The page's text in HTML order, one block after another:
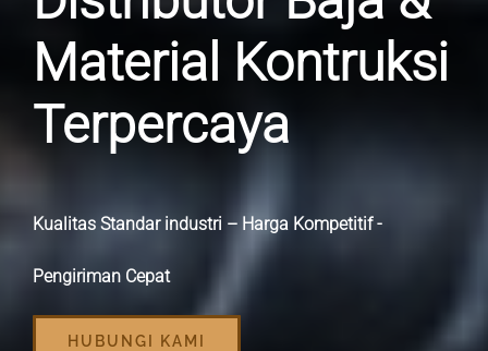
Material Kontruksi
Terpercaya
Kualitas Standar industri – Harga Kompetitif -
Pengiriman Cepat
HUBUNGI KAMI